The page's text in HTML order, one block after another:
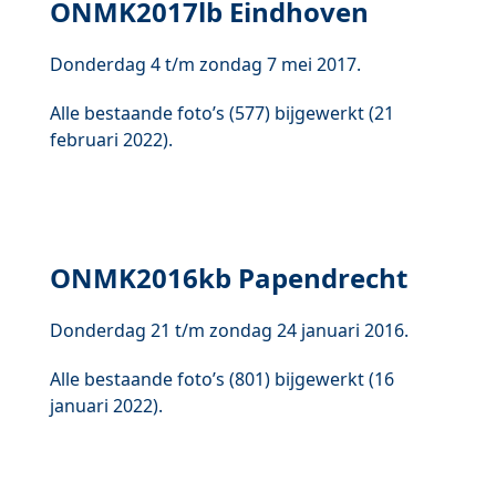
ONMK2017lb Eindhoven
Donderdag 4 t/m zondag 7 mei 2017.
Alle bestaande foto’s (577) bijgewerkt (21
februari 2022).
ONMK2016kb Papendrecht
Donderdag 21 t/m zondag 24 januari 2016.
Alle bestaande foto’s (801) bijgewerkt (16
januari 2022).